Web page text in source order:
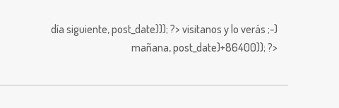
día siguiente,post_date))); ?> visitanos y lo verás ;-)
mañana,post_date)+86400)); ?>